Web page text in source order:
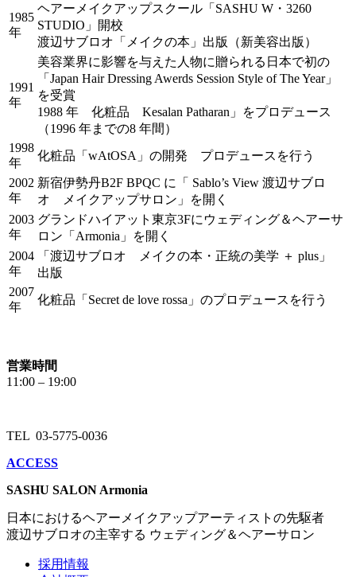
1985
年
ヘアーメイクアップスクール「SASHU W・3260
STUDIO」開校
渡辺サブロオ「メイクの本」出版（新美容出版）
1991
年
美容業界に影響を与えた人物に贈られる日本で初の
「Japan Hair Dressing Awerds Session Style of The Year」
を受賞
1988 年 化粧品 Kesalan Patharan」をプロデュース
（1996 年までの8 年間）
1998
年
化粧品「wAtOSA」の開発 プロデュースを行う
2002
年
新宿伊勢丹B2F BPQC に「 Sablo’s View 渡辺サブロ
オ メイクアップサロン」を開く
2003
年
グランドハイアット東京3Fにウェディング＆ヘアーサ
ロン「Armonia」を開く
2004
年
「渡辺サブロオ メイクの本・正統の美学 ＋ plus」
出版
2007
年
化粧品「Secret de love rossa」のプロデュースを行う
営業時間
11:00 – 19:00
TEL 03-5775-0036
ACCESS
SASHU SALON Armonia
日本におけるヘアーメイクアップアーティストの先駆者
渡辺サブロオの主宰する ウェディング＆ヘアーサロン
採用情報